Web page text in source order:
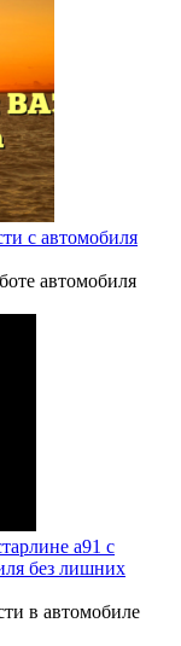
с автомобиля
автомобиля
а91 с
без лишних
в автомобиле